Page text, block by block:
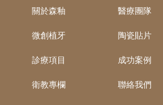
關於森釉 醫療團隊
微創植牙 陶瓷貼片
診療項目 成功案例
衛教專欄 聯絡我們